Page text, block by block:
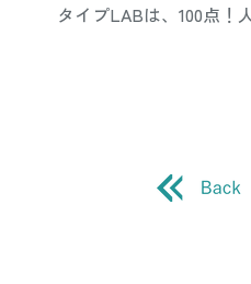
タイプLABは、100点！